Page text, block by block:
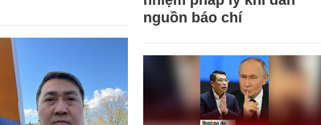
nguồn báo chí